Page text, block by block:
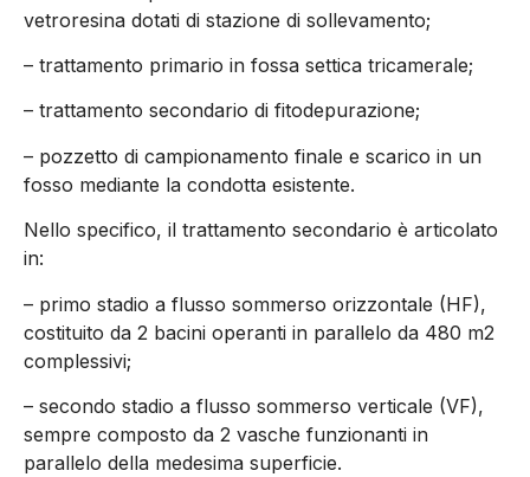
vetroresina dotati di stazione di sollevamento;
– trattamento primario in fossa settica tricamerale;
– trattamento secondario di fitodepurazione;
– pozzetto di campionamento finale e scarico in un
fosso mediante la condotta esistente.
Nello specifico, il trattamento secondario è articolato
in:
– primo stadio a flusso sommerso orizzontale (HF),
costituito da 2 bacini operanti in parallelo da 480 m2
complessivi;
– secondo stadio a flusso sommerso verticale (VF),
sempre composto da 2 vasche funzionanti in
parallelo della medesima superficie.